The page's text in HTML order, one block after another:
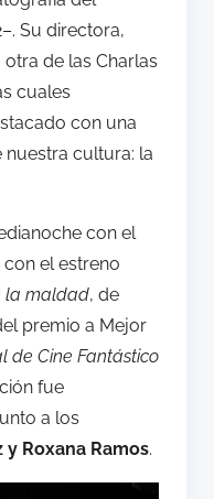
Su directora,
de las Charlas
cuales
con una
nuestra cultura: la
con el
el estreno
la maldad, de
premio a Mejor
de Cine Fantástico
fue
a los
y Roxana Ramos.